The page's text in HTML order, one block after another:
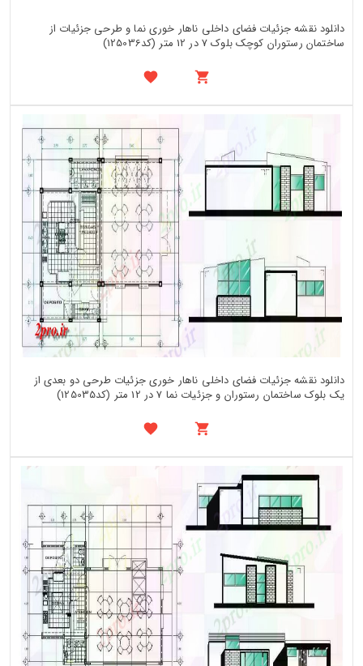
دانلود نقشه جزئیات فضای داخلی ناهار خوری نما و طرحی جزئیات از
ساختمان رستوران کوچک بلوک 7 در 12 متر (کد125036)
دانلود نقشه جزئیات فضای داخلی ناهار خوری جزئیات طرحی دو بعدی از
یک بلوک ساختمان رستوران و جزئیات نما 7 در 12 متر (کد125035)